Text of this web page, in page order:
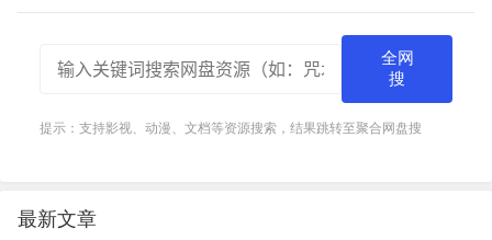
全网
搜
提示：支持影视、动漫、文档等资源搜索，结果跳转至聚合网盘搜
最新文章